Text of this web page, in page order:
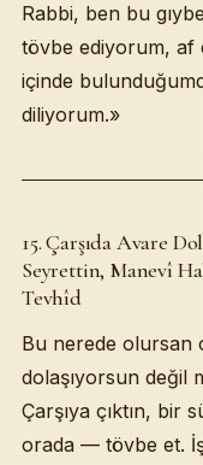
Rabbi, ben bu
tövbe ediyorum, af
içinde
diliyorum.»
15. Çarşıda Avare
Seyrettin, Manevî
Tevhîd
Bu nerede olursan
dolaşıyorsun değil
Çarşıya çıktın, bir
orada — tövbe et.